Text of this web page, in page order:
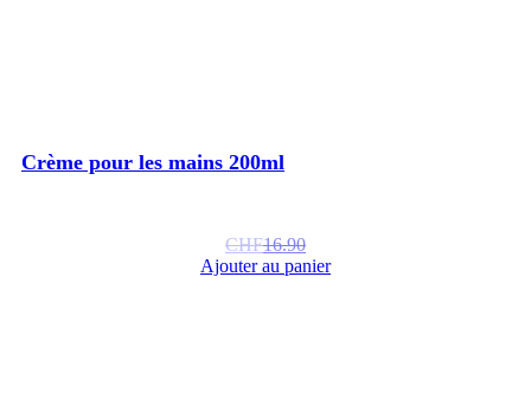
Crème pour les mains 200ml
CHF16.90
Ajouter au panier